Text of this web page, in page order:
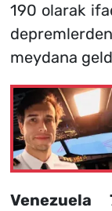
190 olarak
meydana